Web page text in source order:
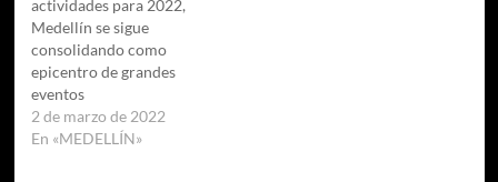
actividades para 2022,
Medellín se sigue
consolidando como
epicentro de grandes
eventos
2 de marzo de 2022
En «MEDELLÍN»